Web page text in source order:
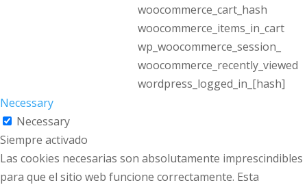
woocommerce_cart_hash
woocommerce_items_in_cart
wp_woocommerce_session_
woocommerce_recently_viewed
wordpress_logged_in_[hash]
Necessary
Necessary
Siempre activado
Las cookies necesarias son absolutamente imprescindibles
para que el sitio web funcione correctamente. Esta